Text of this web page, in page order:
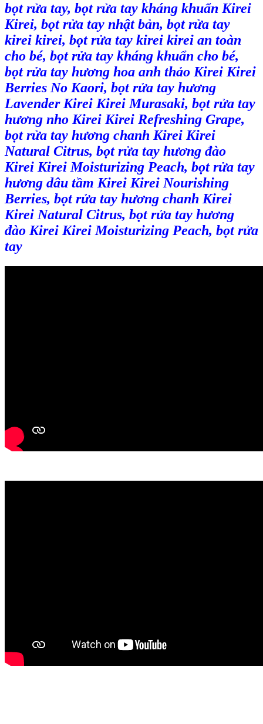
bọt rửa tay, bọt rửa tay kháng khuẩn Kirei
Kirei, bọt rửa tay nhật bản, bọt rửa tay
kirei kirei, bọt rửa tay kirei kirei an toàn
cho bé, bọt rửa tay kháng khuẩn cho bé,
bọt rửa tay hương hoa anh thảo Kirei Kirei
Berries No Kaori, bọt rửa tay hương
Lavender Kirei Kirei Murasaki, bọt rửa tay
hương nho Kirei Kirei Refreshing Grape,
bọt rửa tay hương chanh Kirei Kirei
Natural Citrus, bọt rửa tay hương đào
Kirei Kirei Moisturizing Peach, bọt rửa tay
hương dâu tầm Kirei Kirei Nourishing
Berries, bọt rửa tay hương chanh Kirei
Kirei Natural Citrus, bọt rửa tay hương
đào Kirei Kirei Moisturizing Peach, bọt rửa
tay